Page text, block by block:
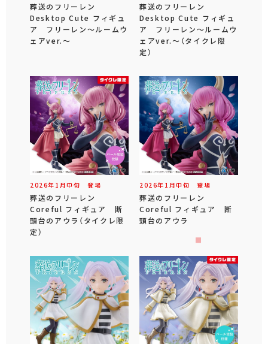
葬送のフリーレン
Desktop Cute フィギュ
ア フリーレン～ルームウ
ェアver.～
葬送のフリーレン
Desktop Cute フィギュ
ア フリーレン～ルームウ
ェアver.～（タイクレ限
定）
2026年 1 月中旬 登場
葬送のフリーレン
Coreful フィギュア 断
頭台のアウラ（タイクレ限
定）
2026年 1 月中旬 登場
葬送のフリーレン
Coreful フィギュア 断
頭台のアウラ